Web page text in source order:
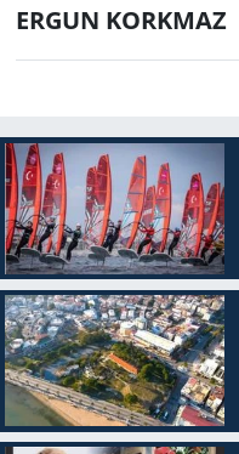
ERGUN KORKMAZ